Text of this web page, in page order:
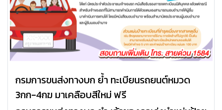
กรมการขนส่งทางบก ย้ำ ทะเบียนรถยนต์หมวด
3กก-4กฆ มาเคลือบสีใหม่ ฟรี